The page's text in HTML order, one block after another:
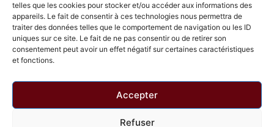
telles que les cookies pour stocker et/ou accéder aux informations des
appareils. Le fait de consentir à ces technologies nous permettra de
traiter des données telles que le comportement de navigation ou les ID
uniques sur ce site. Le fait de ne pas consentir ou de retirer son
consentement peut avoir un effet négatif sur certaines caractéristiques
et fonctions.
Accepter
Refuser